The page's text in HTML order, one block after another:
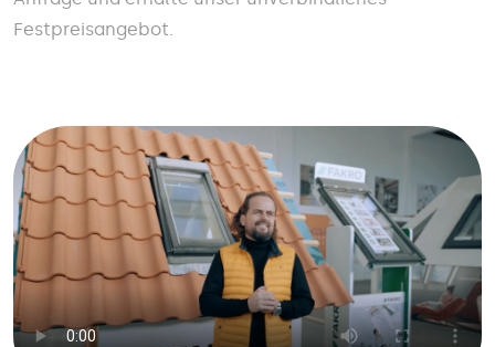
Festpreisangebot.